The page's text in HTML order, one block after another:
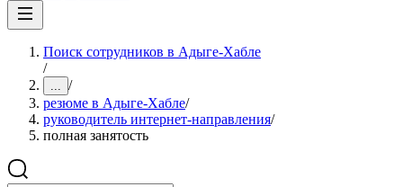
Поиск сотрудников в Адыге-Хабле
/
... /
резюме в Адыге-Хабле/
руководитель интернет-направления/
полная занятость